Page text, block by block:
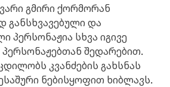
გმირი ქორმორან
განსხვავებული და
პერსონაჟია სხვა იგივე
პერსონაჟებთან შედარებით.
კვანძების გახსნას
ნებისყოფით ხიბლავს.